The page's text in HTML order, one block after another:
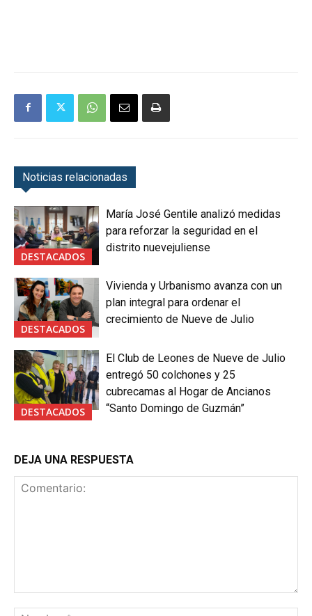
Noticias relacionadas
DESTACADOS
María José Gentile analizó medidas
para reforzar la seguridad en el
distrito nuevejuliense
DESTACADOS
Vivienda y Urbanismo avanza con un
plan integral para ordenar el
crecimiento de Nueve de Julio
DESTACADOS
El Club de Leones de Nueve de Julio
entregó 50 colchones y 25
cubrecamas al Hogar de Ancianos
“Santo Domingo de Guzmán”
DEJA UNA RESPUESTA